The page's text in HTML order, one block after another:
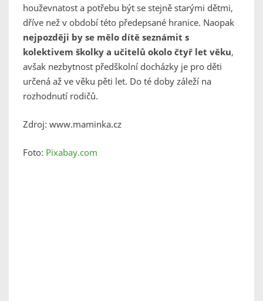
houževnatost a potřebu být se stejně starými dětmi,
dříve než v období této předepsané hranice. Naopak
nejpozději by se mělo dítě seznámit s
kolektivem školky a učitelů okolo čtyř let věku,
avšak nezbytnost předškolní docházky je pro děti
určená až ve věku pěti let. Do té doby záleží na
rozhodnutí rodičů.
Zdroj: www.maminka.cz
Foto: Pixabay.com